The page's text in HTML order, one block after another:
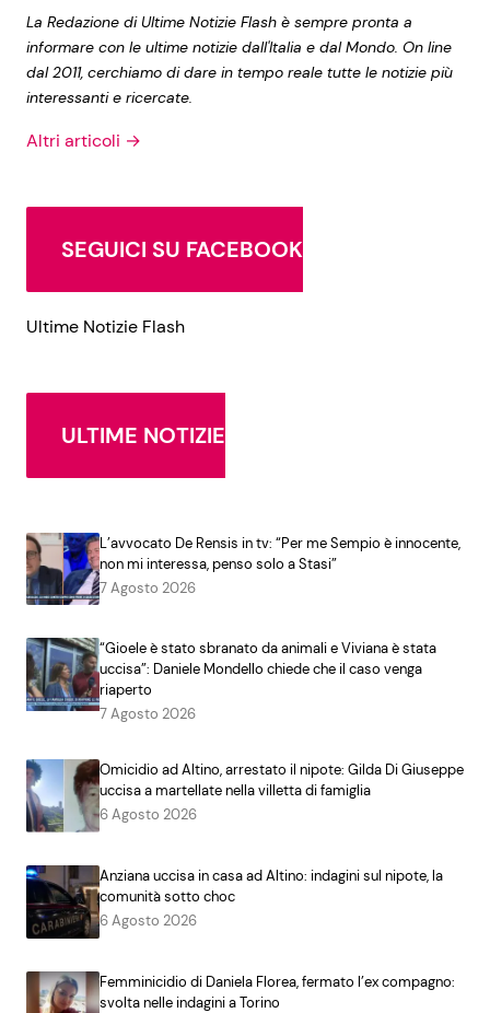
La Redazione di Ultime Notizie Flash è sempre pronta a
informare con le ultime notizie dall'Italia e dal Mondo. On line
dal 2011, cerchiamo di dare in tempo reale tutte le notizie più
interessanti e ricercate.
Altri articoli →
SEGUICI SU FACEBOOK
Ultime Notizie Flash
ULTIME NOTIZIE
L’avvocato De Rensis in tv: “Per me Sempio è innocente,
non mi interessa, penso solo a Stasi”
7 Agosto 2026
“Gioele è stato sbranato da animali e Viviana è stata
uccisa”: Daniele Mondello chiede che il caso venga
riaperto
7 Agosto 2026
Omicidio ad Altino, arrestato il nipote: Gilda Di Giuseppe
uccisa a martellate nella villetta di famiglia
6 Agosto 2026
Anziana uccisa in casa ad Altino: indagini sul nipote, la
comunità sotto choc
6 Agosto 2026
Femminicidio di Daniela Florea, fermato l’ex compagno:
svolta nelle indagini a Torino